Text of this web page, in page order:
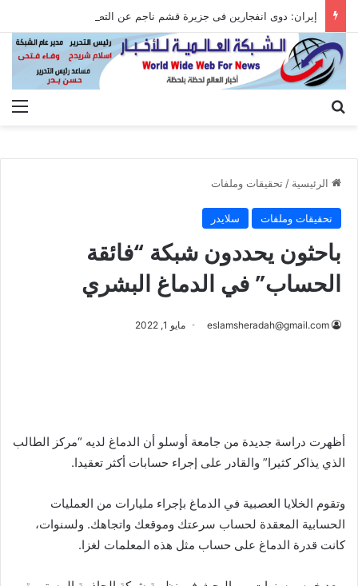
الرئيسية /تحقيقات وملفات
تحقيقات وملفات سلايدر
باحثون يحددون شبكة “فائقة
الحساب” في الدماغ البشري
eslamsheradah@gmail.com مايو 1, 2022
أظهرت دراسة جديدة من جامعة أوسلو أن الدماغ لديه “مركز الطالب
الذي يذاكر كثيرا” والقادر على إجراء حسابات أكثر تعقيدا.
وتقوم الخلايا العصبية في الدماغ بإجراء مليارات من العمليات
الحسابية المعقدة لحساب سرعتك وموقعك واتجاهك. ولسنوات،
كانت قدرة الدماغ على حساب مثل هذه المعلمات لغزا.